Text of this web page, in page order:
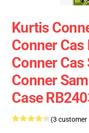
Kurtis
Conner
Conner
Conner
Case
(3 customer